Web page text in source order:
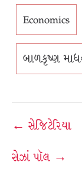
Economics
બાળકૃષ્ણ
Post
navigation
← સેજિટેરિયા
સેઝાં પૉલ →